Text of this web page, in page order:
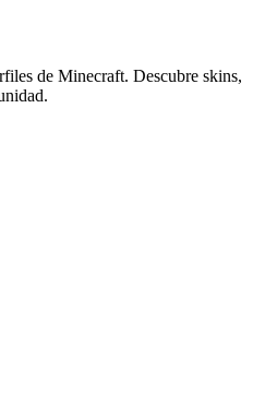
de Minecraft. Descubre skins,